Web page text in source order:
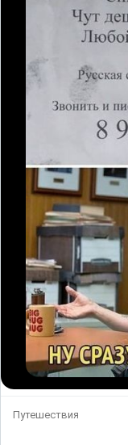
Путешествия